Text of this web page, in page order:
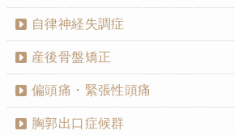
自律神経失調症
産後骨盤矯正
偏頭痛・緊張性頭痛
胸郭出口症候群